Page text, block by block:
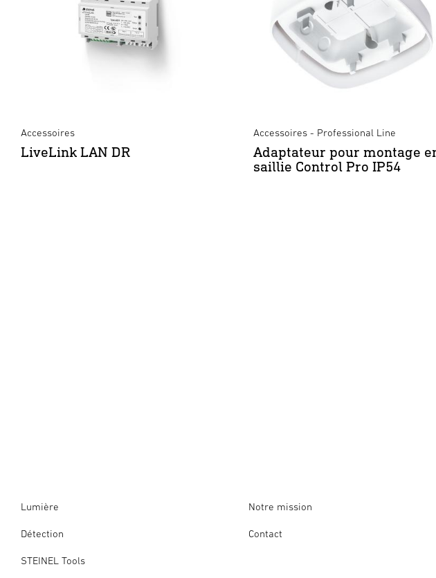
Accessoires
LiveLink LAN DR
Accessoires - Professional Line
Adaptateur pour montage
saillie Control Pro IP54
Lumière
Détection
STEINEL Tools
Notre mission
Contact